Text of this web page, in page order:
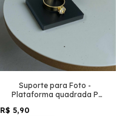
Suporte para Foto -
Plataforma quadrada P
R$ 5,90